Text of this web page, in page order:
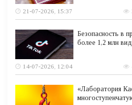
21-07-2026, 15:37
Безопасность в
более 1,2 млн
14-07-2026, 12:04
«Лаборатория